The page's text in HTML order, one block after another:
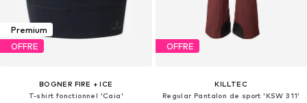
Premium
OFFRE
BOGNER FIRE + ICE
T-shirt fonctionnel 'Caia'
OFFRE
KILLTEC
Regular Pantalon de sport 'KSW 311'